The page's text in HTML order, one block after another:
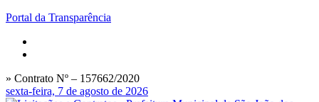
Portal da Transparência
» Contrato Nº – 157662/2020
sexta-feira, 7 de agosto de 2026